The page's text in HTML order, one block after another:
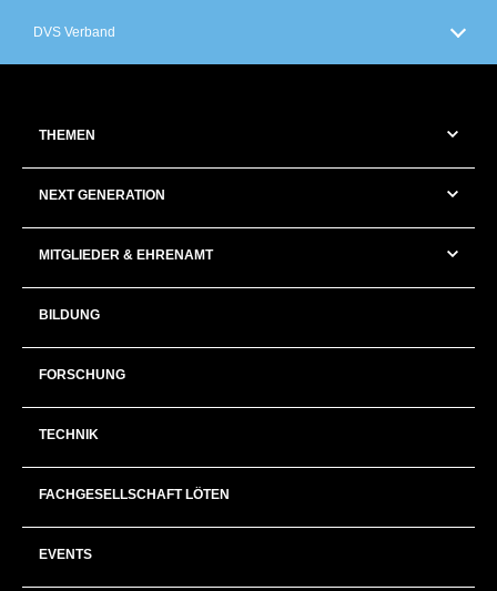
DVS Verband
THEMEN
NEXT GENERATION
MITGLIEDER & EHRENAMT
BILDUNG
FORSCHUNG
TECHNIK
FACHGESELLSCHAFT LÖTEN
EVENTS